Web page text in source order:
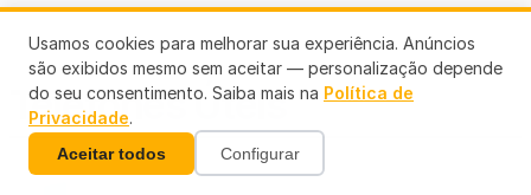
Telefones Úteis
Usamos cookies para melhorar sua experiência. Anúncios
são exibidos mesmo sem aceitar — personalização depende
do seu consentimento. Saiba mais na Política de
Privacidade.
Aceitar todos Configurar